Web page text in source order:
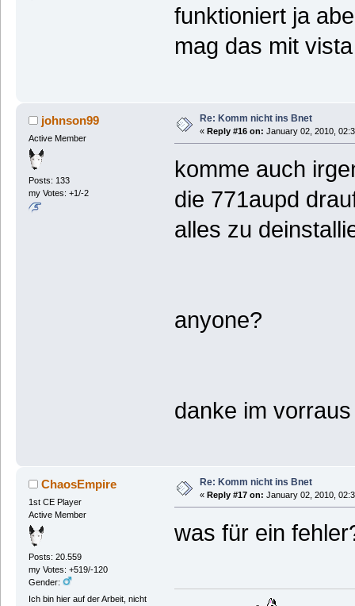
funktioniert ja
mag das mit
johnson99
Active Member
Posts: 133
my Votes: +1/-2
Re: Komm nicht ins Bnet
« Reply #16 on: January 02, 2010,
komme auch
die 771aupd
alles zu
anyone?
danke im vorraus
ChaosEmpire
1st CE Player
Active Member
Posts: 20.559
my Votes: +519/-120
Gender:
Ich bin hier auf der Arbeit, nicht
Re: Komm nicht ins Bnet
« Reply #17 on: January 02, 2010,
was für ein